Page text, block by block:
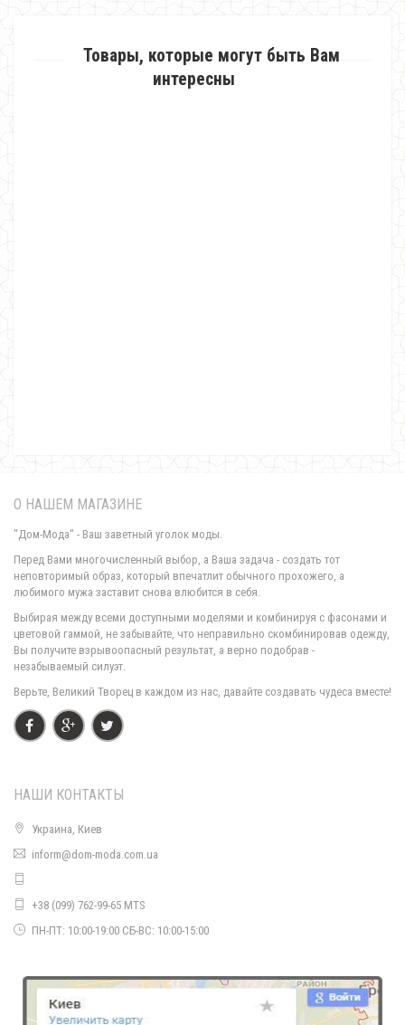
Товары, которые могут быть Вам
интересны
1000.00грн.
О НАШЕМ МАГАЗИНЕ
"Дом-Мода" - Ваш заветный уголок моды.
Перед Вами многочисленный выбор, а Ваша задача - создать тот
неповторимый образ, который впечатлит обычного прохожего, а
любимого мужа заставит снова влюбится в себя.
Выбирая между всеми доступными моделями и комбинируя с фасонами и
цветовой гаммой, не забывайте, что неправильно скомбинировав одежду,
Вы получите взрывоопасный результат, а верно подобрав -
незабываемый силуэт.
Верьте, Великий Творец в каждом из нас, давайте создавать чудеса вместе!
НАШИ КОНТАКТЫ
Украина, Киев
inform@dom-moda.com.ua
+38 (099) 762-99-65 MTS
ПН-ПТ: 10:00-19:00 СБ-ВС: 10:00-15:00